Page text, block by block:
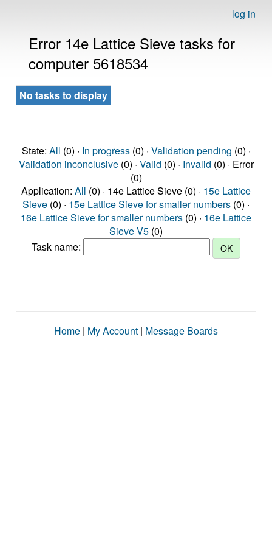
log in
Error 14e Lattice Sieve tasks for
computer 5618534
No tasks to display
State: All (0) · In progress(0) · Validation pending (0) ·
Validation inconclusive(0) · Valid (0) · Invalid (0) · Error
(0)
Application: All (0) · 14e Lattice Sieve (0) · 15e Lattice
Sieve (0) · 15e Lattice Sieve for smaller numbers (0) ·
16e Lattice Sieve for smaller numbers (0) · 16e Lattice
Sieve V5 (0)
Task name:
Home | My Account | Message Boards